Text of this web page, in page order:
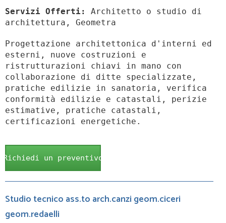
Servizi Offerti:
Architetto o studio di
architettura, Geometra
Progettazione architettonica d'interni ed
esterni, nuove costruzioni e
ristrutturazioni chiavi in mano con
collaborazione di ditte specializzate,
pratiche edilizie in sanatoria, verifica
conformità edilizie e catastali, perizie
estimative, pratiche catastali,
certificazioni energetiche.
Richiedi un preventivo
Studio tecnico ass.to arch.canzi geom.ciceri
geom.redaelli